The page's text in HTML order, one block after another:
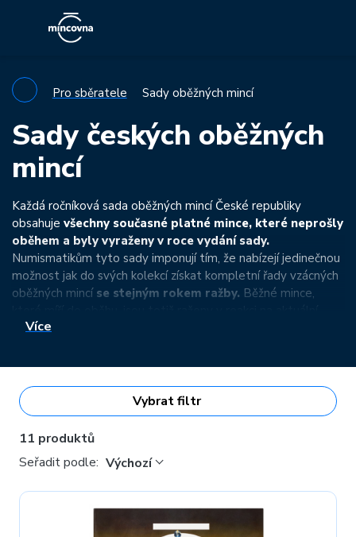
Pro sběratele Sady oběžných mincí
Sady českých oběžných
mincí
Každá ročníková sada oběžných mincí České republiky
obsahuje všechny současné platné mince, které neprošly
oběhem a byly vyraženy v roce vydání sady.
Numismatikům tyto sady imponují tím, že nabízejí jedinečnou
možnost jak do svých kolekcí získat kompletní řady vzácných
oběžných mincí se stejným rokem ražby. Běžné mince,
potřebu státu a všechny nominální hodnoty se tudíž v
Více
Vybrat filtr
11 produktů
Seřadit podle: Výchozí